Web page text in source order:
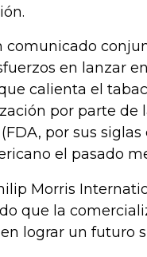
en lanzar
calienta el
por parte de
por sus siglas
el pasado
Morris
que la
lograr un futuro